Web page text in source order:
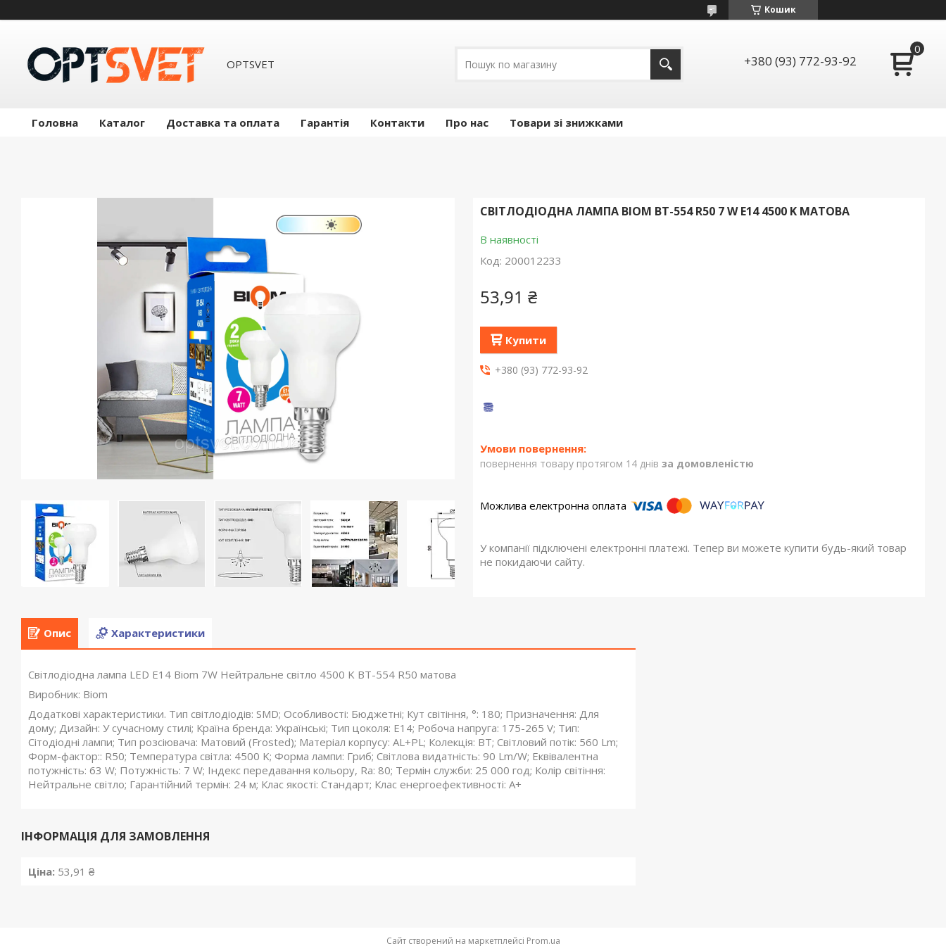
Кошик
OPTSVET +380 (93) 772-93-92
Головна Каталог Доставка та оплата Гарантія Контакти Про нас Товари зі знижками
СВІТЛОДІОДНА ЛАМПА BIOM BT-554 R50 7 W E14 4500 K МАТОВА
В наявності
Код: 200012233
53,91 ₴
Купити
+380 (93) 772-93-92
повернення товару протягом 14 днів за домовленістю
У компанії підключені електронні платежі. Тепер ви можете купити будь-який товар
не покидаючи сайту.
Опис Характеристики
Світлодіодна лампа LED E14 Biom 7W Нейтральне світло 4500 K BT-554 R50 матова
Виробник: Biom
Додаткові характеристики. Тип світлодіодів: SMD; Особливості: Бюджетні; Кут світіння, °: 180; Призначення: Для
дому; Дизайн: У сучасному стилі; Країна бренда: Українські; Тип цоколя: E14; Робоча напруга: 175-265 V; Тип:
Сітодіодні лампи; Тип розсіювача: Матовий (Frosted); Матеріал корпусу: AL+PL; Колекція: BT; Світловий потік: 560 Lm;
Форм-фактор:: R50; Температура світла: 4500 K; Форма лампи: Гриб; Світлова видатність: 90 Lm/W; Еквівалентна
потужність: 63 W; Потужність: 7 W; Індекс передавання кольору, Ra: 80; Термін служби: 25 000 год; Колір світіння:
Нейтральне світло; Гарантійний термін: 24 м; Клас якості: Стандарт; Клас енергоефективності: A+
ІНФОРМАЦІЯ ДЛЯ ЗАМОВЛЕННЯ
Ціна: 53,91 ₴
Сайт створений на маркетплейсі Prom.ua